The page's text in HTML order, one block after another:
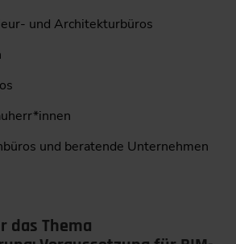
und Architekturbüros
und beratende Unternehmen
das Thema